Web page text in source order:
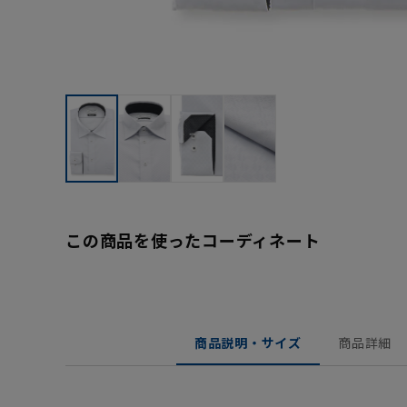
この商品を使ったコーディネート
商品説明・サイズ 商品詳細